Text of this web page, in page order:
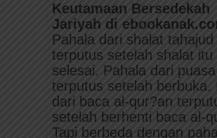
Keutamaan Bersedekah
Jariyah di
Pahala dari shalat tahajud
terputus setelah shalat itu
selesai. Pahala dari
terputus setelah berbuka.
dari baca al-qur?an
setelah berhenti baca al-
Tapi berbeda dengan